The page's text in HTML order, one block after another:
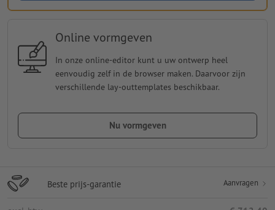
Online vormgeven
In onze online-editor kunt u uw ontwerp heel
eenvoudig zelf in de browser maken. Daarvoor zijn
verschillende lay-outtemplates beschikbaar.
Nu vormgeven
Beste prijs-garantie Aanvragen